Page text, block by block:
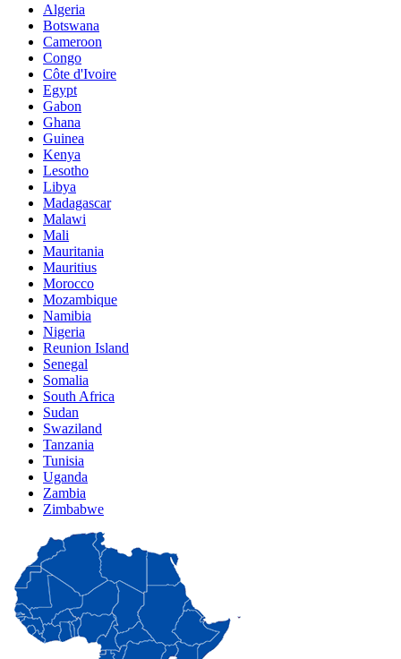
Algeria
Botswana
Cameroon
Congo
Côte d'Ivoire
Egypt
Gabon
Ghana
Guinea
Kenya
Lesotho
Libya
Madagascar
Malawi
Mali
Mauritania
Mauritius
Morocco
Mozambique
Namibia
Nigeria
Reunion Island
Senegal
Somalia
South Africa
Sudan
Swaziland
Tanzania
Tunisia
Uganda
Zambia
Zimbabwe